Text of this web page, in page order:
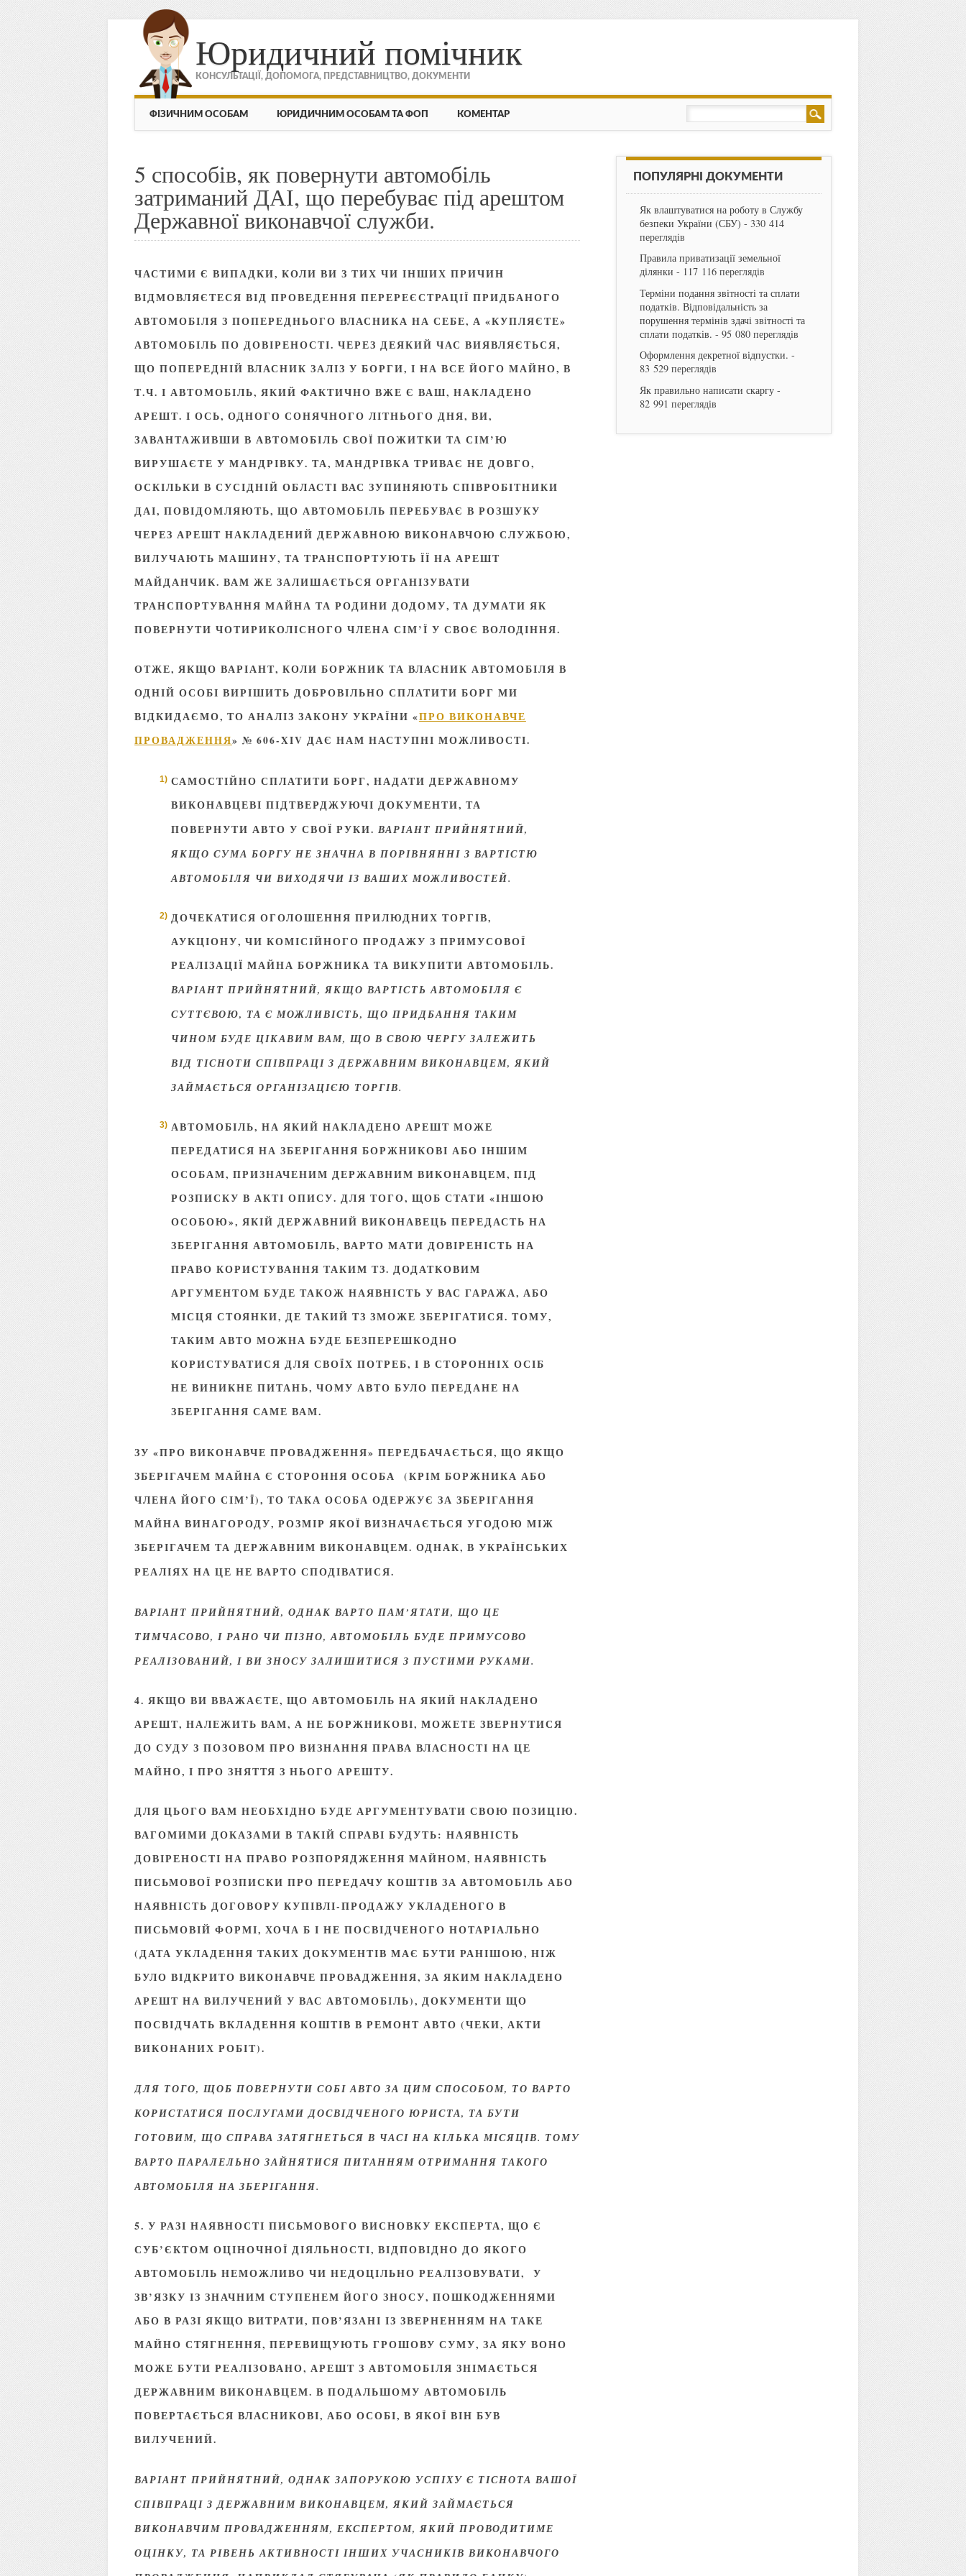
Юридичний помічник
КОНСУЛЬТАЦІЇ, ДОПОМОГА, ПРЕДСТАВНИЦТВО, ДОКУМЕНТИ
МЕНЮ
Skip to content
ФІЗИЧНИМ ОСОБАМ ЮРИДИЧНИМ ОСОБАМ ТА ФОП КОМЕНТАР
5 способів, як повернути автомобіль
затриманий ДАІ, що перебуває під арештом
Державної виконавчої служби.
ЧАСТИМИ Є ВИПАДКИ, КОЛИ ВИ З ТИХ ЧИ ІНШИХ ПРИЧИН
ВІДМОВЛЯЄТЕСЯ ВІД ПРОВЕДЕННЯ ПЕРЕРЕЄСТРАЦІЇ ПРИДБАНОГО
АВТОМОБІЛЯ З ПОПЕРЕДНЬОГО ВЛАСНИКА НА СЕБЕ, А «КУПЛЯЄТЕ»
АВТОМОБІЛЬ ПО ДОВІРЕНОСТІ. ЧЕРЕЗ ДЕЯКИЙ ЧАС ВИЯВЛЯЄТЬСЯ,
ЩО ПОПЕРЕДНІЙ ВЛАСНИК ЗАЛІЗ У БОРГИ, І НА ВСЕ ЙОГО МАЙНО, В
Т.Ч. І АВТОМОБІЛЬ, ЯКИЙ ФАКТИЧНО ВЖЕ Є ВАШ, НАКЛАДЕНО
АРЕШТ. І ОСЬ, ОДНОГО СОНЯЧНОГО ЛІТНЬОГО ДНЯ, ВИ,
ЗАВАНТАЖИВШИ В АВТОМОБІЛЬ СВОЇ ПОЖИТКИ ТА СІМ’Ю
ВИРУШАЄТЕ У МАНДРІВКУ. ТА, МАНДРІВКА ТРИВАЄ НЕ ДОВГО,
ОСКІЛЬКИ В СУСІДНІЙ ОБЛАСТІ ВАС ЗУПИНЯЮТЬ СПІВРОБІТНИКИ
ДАІ, ПОВІДОМЛЯЮТЬ, ЩО АВТОМОБІЛЬ ПЕРЕБУВАЄ В РОЗШУКУ
ЧЕРЕЗ АРЕШТ НАКЛАДЕНИЙ ДЕРЖАВНОЮ ВИКОНАВЧОЮ СЛУЖБОЮ,
ВИЛУЧАЮТЬ МАШИНУ, ТА ТРАНСПОРТУЮТЬ ЇЇ НА АРЕШТ
МАЙДАНЧИК. ВАМ ЖЕ ЗАЛИШАЄТЬСЯ ОРГАНІЗУВАТИ
ТРАНСПОРТУВАННЯ МАЙНА ТА РОДИНИ ДОДОМУ, ТА ДУМАТИ ЯК
ПОВЕРНУТИ ЧОТИРИКОЛІСНОГО ЧЛЕНА СІМ’Ї У СВОЄ ВОЛОДІННЯ.
ОТЖЕ, ЯКЩО ВАРІАНТ, КОЛИ БОРЖНИК ТА ВЛАСНИК АВТОМОБІЛЯ В
ОДНІЙ ОСОБІ ВИРІШИТЬ ДОБРОВІЛЬНО СПЛАТИТИ БОРГ МИ
ВІДКИДАЄМО, ТО АНАЛІЗ ЗАКОНУ УКРАЇНИ «ПРО ВИКОНАВЧЕ
ПРОВАДЖЕННЯ» № 606-XIV ДАЄ НАМ НАСТУПНІ МОЖЛИВОСТІ.
САМОСТІЙНО СПЛАТИТИ БОРГ, НАДАТИ ДЕРЖАВНОМУ
ВИКОНАВЦЕВІ ПІДТВЕРДЖУЮЧІ ДОКУМЕНТИ, ТА
ПОВЕРНУТИ АВТО У СВОЇ РУКИ. ВАРІАНТ ПРИЙНЯТНИЙ,
ЯКЩО СУМА БОРГУ НЕ ЗНАЧНА В ПОРІВНЯННІ З ВАРТІСТЮ
АВТОМОБІЛЯ ЧИ ВИХОДЯЧИ ІЗ ВАШИХ МОЖЛИВОСТЕЙ.
ДОЧЕКАТИСЯ ОГОЛОШЕННЯ ПРИЛЮДНИХ ТОРГІВ,
АУКЦІОНУ, ЧИ КОМІСІЙНОГО ПРОДАЖУ З ПРИМУСОВОЇ
РЕАЛІЗАЦІЇ МАЙНА БОРЖНИКА ТА ВИКУПИТИ АВТОМОБІЛЬ.
ВАРІАНТ ПРИЙНЯТНИЙ, ЯКЩО ВАРТІСТЬ АВТОМОБІЛЯ Є
СУТТЄВОЮ, ТА Є МОЖЛИВІСТЬ, ЩО ПРИДБАННЯ ТАКИМ
ЧИНОМ БУДЕ ЦІКАВИМ ВАМ, ЩО В СВОЮ ЧЕРГУ ЗАЛЕЖИТЬ
ВІД ТІСНОТИ СПІВПРАЦІ З ДЕРЖАВНИМ ВИКОНАВЦЕМ, ЯКИЙ
ЗАЙМАЄТЬСЯ ОРГАНІЗАЦІЄЮ ТОРГІВ.
АВТОМОБІЛЬ, НА ЯКИЙ НАКЛАДЕНО АРЕШТ МОЖЕ
ПЕРЕДАТИСЯ НА ЗБЕРІГАННЯ БОРЖНИКОВІ АБО ІНШИМ
ОСОБАМ, ПРИЗНАЧЕНИМ ДЕРЖАВНИМ ВИКОНАВЦЕМ, ПІД
РОЗПИСКУ В АКТІ ОПИСУ. ДЛЯ ТОГО, ЩОБ СТАТИ «ІНШОЮ
ОСОБОЮ», ЯКІЙ ДЕРЖАВНИЙ ВИКОНАВЕЦЬ ПЕРЕДАСТЬ НА
ЗБЕРІГАННЯ АВТОМОБІЛЬ, ВАРТО МАТИ ДОВІРЕНІСТЬ НА
ПРАВО КОРИСТУВАННЯ ТАКИМ ТЗ. ДОДАТКОВИМ
АРГУМЕНТОМ БУДЕ ТАКОЖ НАЯВНІСТЬ У ВАС ГАРАЖА, АБО
МІСЦЯ СТОЯНКИ, ДЕ ТАКИЙ ТЗ ЗМОЖЕ ЗБЕРІГАТИСЯ. ТОМУ,
ТАКИМ АВТО МОЖНА БУДЕ БЕЗПЕРЕШКОДНО
КОРИСТУВАТИСЯ ДЛЯ СВОЇХ ПОТРЕБ, І В СТОРОННІХ ОСІБ
НЕ ВИНИКНЕ ПИТАНЬ, ЧОМУ АВТО БУЛО ПЕРЕДАНЕ НА
ЗБЕРІГАННЯ САМЕ ВАМ.
ЗУ «ПРО ВИКОНАВЧЕ ПРОВАДЖЕННЯ» ПЕРЕДБАЧАЄТЬСЯ, ЩО ЯКЩО
ЗБЕРІГАЧЕМ МАЙНА Є СТОРОННЯ ОСОБА (КРІМ БОРЖНИКА АБО
ЧЛЕНА ЙОГО СІМ’Ї), ТО ТАКА ОСОБА ОДЕРЖУЄ ЗА ЗБЕРІГАННЯ
МАЙНА ВИНАГОРОДУ, РОЗМІР ЯКОЇ ВИЗНАЧАЄТЬСЯ УГОДОЮ МІЖ
ЗБЕРІГАЧЕМ ТА ДЕРЖАВНИМ ВИКОНАВЦЕМ. ОДНАК, В УКРАЇНСЬКИХ
РЕАЛІЯХ НА ЦЕ НЕ ВАРТО СПОДІВАТИСЯ.
ВАРІАНТ ПРИЙНЯТНИЙ, ОДНАК ВАРТО ПАМ’ЯТАТИ, ЩО ЦЕ
ТИМЧАСОВО, І РАНО ЧИ ПІЗНО, АВТОМОБІЛЬ БУДЕ ПРИМУСОВО
РЕАЛІЗОВАНИЙ, І ВИ ЗНОСУ ЗАЛИШИТИСЯ З ПУСТИМИ РУКАМИ.
4. ЯКЩО ВИ ВВАЖАЄТЕ, ЩО АВТОМОБІЛЬ НА ЯКИЙ НАКЛАДЕНО
АРЕШТ, НАЛЕЖИТЬ ВАМ, А НЕ БОРЖНИКОВІ, МОЖЕТЕ ЗВЕРНУТИСЯ
ДО СУДУ З ПОЗОВОМ ПРО ВИЗНАННЯ ПРАВА ВЛАСНОСТІ НА ЦЕ
МАЙНО, І ПРО ЗНЯТТЯ З НЬОГО АРЕШТУ.
ДЛЯ ЦЬОГО ВАМ НЕОБХІДНО БУДЕ АРГУМЕНТУВАТИ СВОЮ ПОЗИЦІЮ.
ВАГОМИМИ ДОКАЗАМИ В ТАКІЙ СПРАВІ БУДУТЬ: НАЯВНІСТЬ
ДОВІРЕНОСТІ НА ПРАВО РОЗПОРЯДЖЕННЯ МАЙНОМ, НАЯВНІСТЬ
ПИСЬМОВОЇ РОЗПИСКИ ПРО ПЕРЕДАЧУ КОШТІВ ЗА АВТОМОБІЛЬ АБО
НАЯВНІСТЬ ДОГОВОРУ КУПІВЛІ-ПРОДАЖУ УКЛАДЕНОГО В
ПИСЬМОВІЙ ФОРМІ, ХОЧА Б І НЕ ПОСВІДЧЕНОГО НОТАРІАЛЬНО
(ДАТА УКЛАДЕННЯ ТАКИХ ДОКУМЕНТІВ МАЄ БУТИ РАНІШОЮ, НІЖ
БУЛО ВІДКРИТО ВИКОНАВЧЕ ПРОВАДЖЕННЯ, ЗА ЯКИМ НАКЛАДЕНО
АРЕШТ НА ВИЛУЧЕНИЙ У ВАС АВТОМОБІЛЬ), ДОКУМЕНТИ ЩО
ПОСВІДЧАТЬ ВКЛАДЕННЯ КОШТІВ В РЕМОНТ АВТО (ЧЕКИ, АКТИ
ВИКОНАНИХ РОБІТ).
ДЛЯ ТОГО, ЩОБ ПОВЕРНУТИ СОБІ АВТО ЗА ЦИМ СПОСОБОМ, ТО ВАРТО
КОРИСТАТИСЯ ПОСЛУГАМИ ДОСВІДЧЕНОГО ЮРИСТА, ТА БУТИ
ГОТОВИМ, ЩО СПРАВА ЗАТЯГНЕТЬСЯ В ЧАСІ НА КІЛЬКА МІСЯЦІВ. ТОМУ
ВАРТО ПАРАЛЕЛЬНО ЗАЙНЯТИСЯ ПИТАННЯМ ОТРИМАННЯ ТАКОГО
АВТОМОБІЛЯ НА ЗБЕРІГАННЯ.
5. У РАЗІ НАЯВНОСТІ ПИСЬМОВОГО ВИСНОВКУ ЕКСПЕРТА, ЩО Є
СУБ’ЄКТОМ ОЦІНОЧНОЇ ДІЯЛЬНОСТІ, ВІДПОВІДНО ДО ЯКОГО
АВТОМОБІЛЬ НЕМОЖЛИВО ЧИ НЕДОЦІЛЬНО РЕАЛІЗОВУВАТИ, У
ЗВ’ЯЗКУ ІЗ ЗНАЧНИМ СТУПЕНЕМ ЙОГО ЗНОСУ, ПОШКОДЖЕННЯМИ
АБО В РАЗІ ЯКЩО ВИТРАТИ, ПОВ’ЯЗАНІ ІЗ ЗВЕРНЕННЯМ НА ТАКЕ
МАЙНО СТЯГНЕННЯ, ПЕРЕВИЩУЮТЬ ГРОШОВУ СУМУ, ЗА ЯКУ ВОНО
МОЖЕ БУТИ РЕАЛІЗОВАНО, АРЕШТ З АВТОМОБІЛЯ ЗНІМАЄТЬСЯ
ДЕРЖАВНИМ ВИКОНАВЦЕМ. В ПОДАЛЬШОМУ АВТОМОБІЛЬ
ПОВЕРТАЄТЬСЯ ВЛАСНИКОВІ, АБО ОСОБІ, В ЯКОЇ ВІН БУВ
ВИЛУЧЕНИЙ.
ВАРІАНТ ПРИЙНЯТНИЙ, ОДНАК ЗАПОРУКОЮ УСПІХУ Є ТІСНОТА ВАШОЇ
СПІВПРАЦІ З ДЕРЖАВНИМ ВИКОНАВЦЕМ, ЯКИЙ ЗАЙМАЄТЬСЯ
ВИКОНАВЧИМ ПРОВАДЖЕННЯМ, ЕКСПЕРТОМ, ЯКИЙ ПРОВОДИТИМЕ
ОЦІНКУ, ТА РІВЕНЬ АКТИВНОСТІ ІНШИХ УЧАСНИКІВ ВИКОНАВЧОГО
ПОПУЛЯРНІ ДОКУМЕНТИ
Як влаштуватися на роботу в Службу
безпеки України (СБУ) - 330 414
переглядів
Правила приватизації земельної
ділянки - 117 116 переглядів
Терміни подання звітності та сплати
податків. Відповідальність за
порушення термінів здачі звітності та
сплати податків. - 95 080 переглядів
Оформлення декретної відпустки. -
83 529 переглядів
Як правильно написати скаргу-
82 991 переглядів